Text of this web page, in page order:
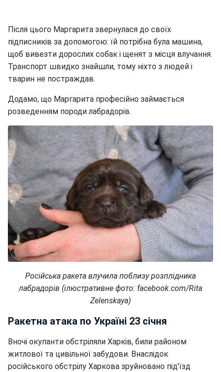
Після цього Маргарита звернулася до своїх
підписників за допомогою: їй потрібна була машина,
щоб вивезти дорослих собак і щенят з місця влучання.
Транспорт швидко знайшли, тому ніхто з людей і
тварин не постраждав.
Додамо, що Маргарита професійно займається
розведенням породи лабрадорів.
Російська ракета влучила поблизу розплідника
лабрадорів (ілюстративне фото: facebook.com/Rita
Zelenskaya)
Ракетна атака по Україні 23 січня
Вночі окупанти обстріляли Харків, били районом
житлової та цивільної забудови. Внаслідок
російського обстрілу Харкова зруйновано під'їзд